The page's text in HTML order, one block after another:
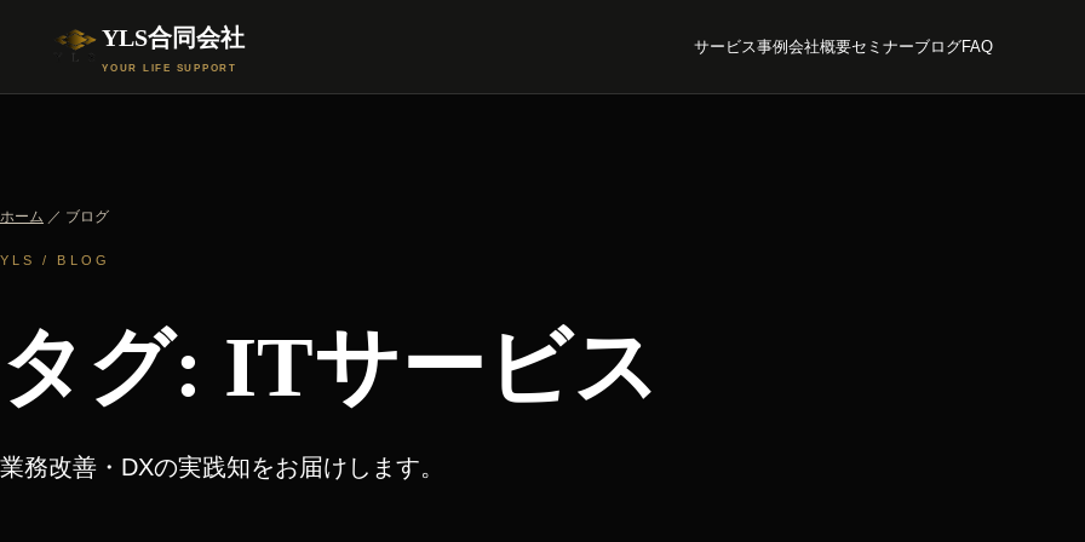
YLS合同会社
YOUR LIFE SUPPORT
サービス事例会社概要セミナーブログFAQ
ホーム ／ ブログ
YLS / BLOG
タグ: ITサービス
業務改善・DXの実践知をお届けします。